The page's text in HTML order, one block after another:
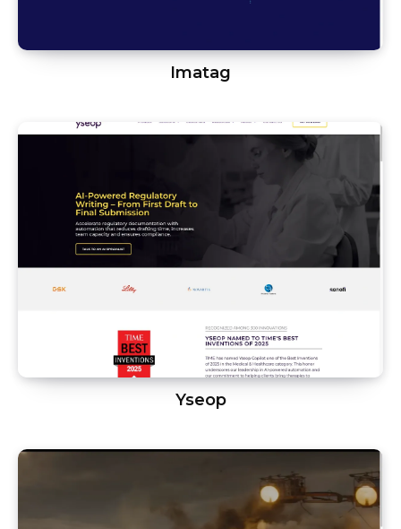
Imatag
Yseop